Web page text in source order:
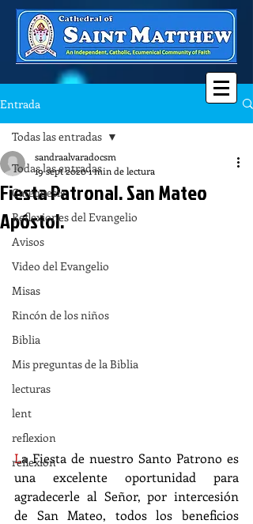
Entrada
Todas las entradas
Catequesis
Reflexiones del Evangelio
Avisos
Video del Evangelio
Misas
Rincón de los niños
Biblia
Mis preguntas de la Biblia
lecturas
lent
reflexion
reflexion
Todas las entradas
Fiesta Patronal. San Mateo
Apóstol.
sandraalvaradocsm
19 sept 20201 min de lectura
La Fiesta de nuestro Santo Patrono es
una excelente oportunidad para
agradecerle al Señor, por intercesión
de San Mateo, todos los beneficios